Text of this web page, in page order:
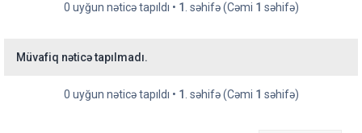
0 uyğun nəticə tapıldı • 1 . səhifə (Cəmi 1 səhifə)
Müvafiq nəticə tapılmadı.
0 uyğun nəticə tapıldı • 1 . səhifə (Cəmi 1 səhifə)